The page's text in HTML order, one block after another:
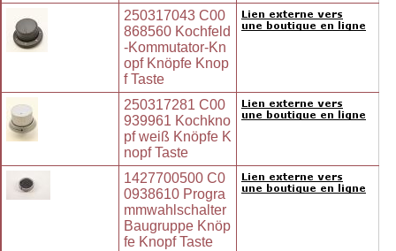
250317043 C00
868560 Kochfeld
-Kommutator-Kn
opf Knöpfe Knop
f Taste
250317281 C00
939961 Kochkno
pf weiß Knöpfe K
nopf Taste
1427700500 C0
0938610 Progra
mmwahlschalter
Baugruppe Knöp
fe Knopf Taste